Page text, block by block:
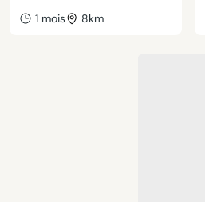
1 mois 8km